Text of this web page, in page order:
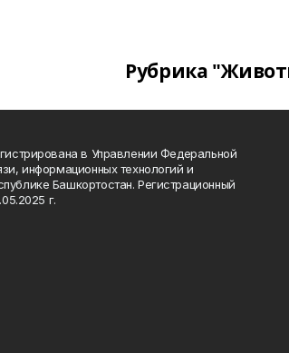
Рубрика
в Управлении Федеральной
информационных технологий и
Башкортостан. Регистрационный
г.